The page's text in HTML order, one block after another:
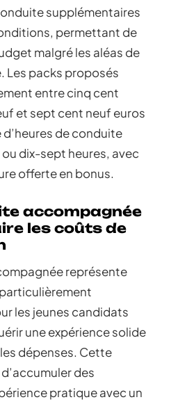
supplémentaires
permettant de
malgré les aléas de
Les packs proposés
entre cinq cent
et sept cent neuf euros
de conduite
dix-sept heures, avec
offerte en bonus.
accompagnée
les coûts de
représente
les jeunes candidats
une expérience solide
dépenses. Cette
des
pratique avec un